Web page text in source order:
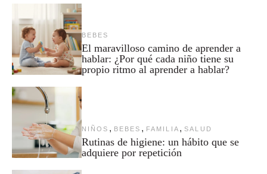
BEBES
El maravilloso camino de aprender a
hablar: ¿Por qué cada niño tiene su
propio ritmo al aprender a hablar?
NIÑOS , BEBES , FAMILIA , SALUD
Rutinas de higiene: un hábito que se
adquiere por repetición